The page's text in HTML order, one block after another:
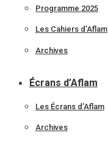
Programme 2025
Les Cahiers d’Aflam
Archives
Écrans d’Aflam
Les Écrans d’Aflam
Archives